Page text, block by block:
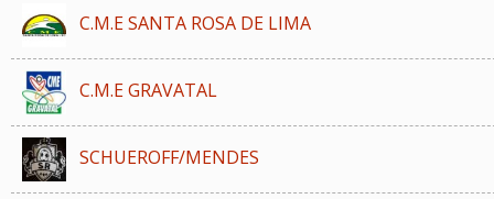
C.M.E SANTA ROSA DE LIMA
C.M.E GRAVATAL
SCHUEROFF/MENDES